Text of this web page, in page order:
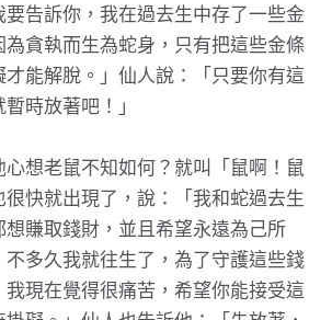
告訴你，我在過去生中存了一些金
貪執而生為蛇身，只有把這些金條
能解脫。」仙人說：「只要你有這
時放著吧！」
心想老鼠不知如何？就叫「鼠啊！鼠
很快就出現了，說：「我和蛇過去生
想賺取錢財，並且希望永遠為己所
不多久我就往生了，為了守護這些錢
我現在覺得很痛苦，希望你能接受這